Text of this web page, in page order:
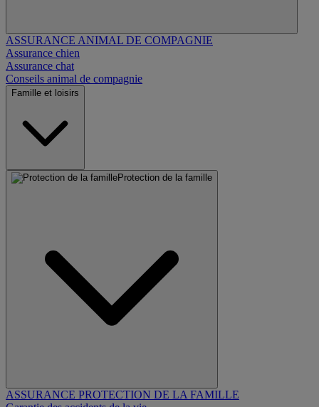
ASSURANCE ANIMAL DE COMPAGNIE
Assurance chien
Assurance chat
Conseils animal de compagnie
Famille et loisirs
Protection de la famille
ASSURANCE PROTECTION DE LA FAMILLE